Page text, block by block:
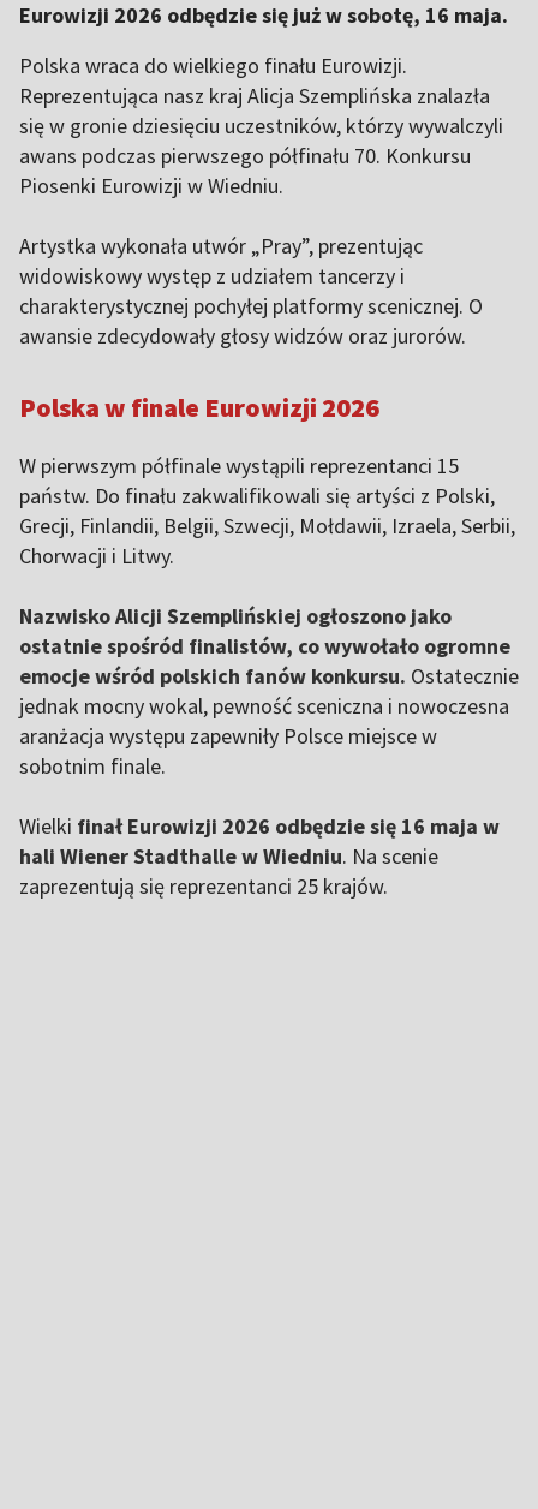
Eurowizji 2026 odbędzie się już w sobotę, 16 maja.
Polska wraca do wielkiego finału Eurowizji.
Reprezentująca nasz kraj Alicja Szemplińska znalazła
się w gronie dziesięciu uczestników, którzy wywalczyli
awans podczas pierwszego półfinału 70. Konkursu
Piosenki Eurowizji w Wiedniu.
Artystka wykonała utwór „Pray”, prezentując
widowiskowy występ z udziałem tancerzy i
charakterystycznej pochyłej platformy scenicznej. O
awansie zdecydowały głosy widzów oraz jurorów.
Polska w finale Eurowizji 2026
W pierwszym półfinale wystąpili reprezentanci 15
państw. Do finału zakwalifikowali się artyści z Polski,
Grecji, Finlandii, Belgii, Szwecji, Mołdawii, Izraela, Serbii,
Chorwacji i Litwy.
Nazwisko Alicji Szemplińskiej ogłoszono jako
ostatnie spośród finalistów, co wywołało ogromne
emocje wśród polskich fanów konkursu. Ostatecznie
jednak mocny wokal, pewność sceniczna i nowoczesna
aranżacja występu zapewniły Polsce miejsce w
sobotnim finale.
Wielki finał Eurowizji 2026 odbędzie się 16 maja w
hali Wiener Stadthalle w Wiedniu. Na scenie
zaprezentują się reprezentanci 25 krajów.